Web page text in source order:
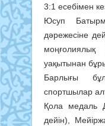
3:1 есебімен
Юсуп
дәрежесіне
моңғолиялық
уақытынан
Барлығы
спортшылар
Қола медаль
дейін),